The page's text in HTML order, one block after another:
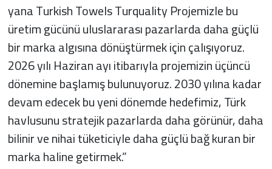
yana Turkish Towels Turquality Projemizle bu
üretim gücünü uluslararası pazarlarda daha güçlü
bir marka algısına dönüştürmek için çalışıyoruz.
2026 yılı Haziran ayı itibarıyla projemizin üçüncü
dönemine başlamış bulunuyoruz. 2030 yılına kadar
devam edecek bu yeni dönemde hedefimiz, Türk
havlusunu stratejik pazarlarda daha görünür, daha
bilinir ve nihai tüketiciyle daha güçlü bağ kuran bir
marka haline getirmek.”